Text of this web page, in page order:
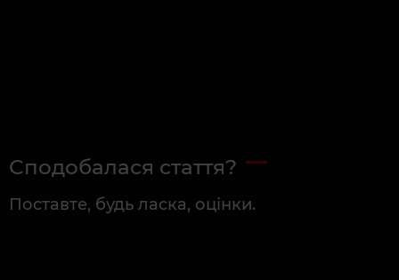
Сподобалася стаття?
Поставте, будь ласка, оцінки.